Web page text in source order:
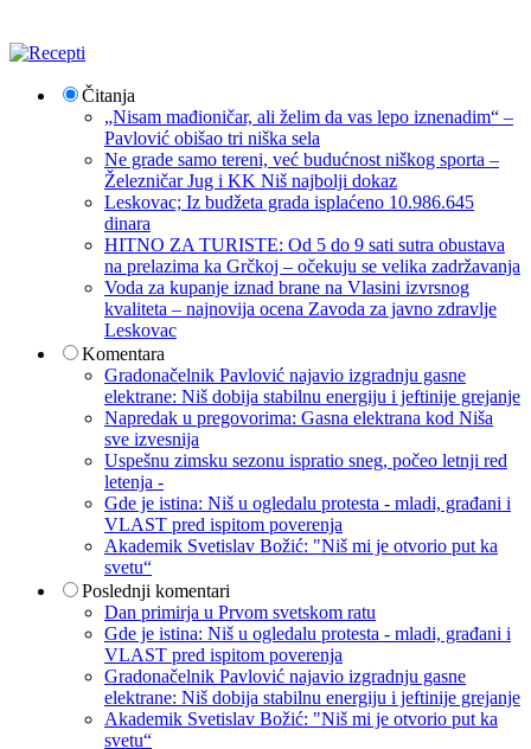
Čitanja
„Nisam mađioničar, ali želim da vas lepo iznenadim“ –
Pavlović obišao tri niška sela
Ne grade samo tereni, već budućnost niškog sporta –
Železničar Jug i KK Niš najbolji dokaz
Leskovac; Iz budžeta grada isplaćeno 10.986.645
dinara
HITNO ZA TURISTE: Od 5 do 9 sati sutra obustava
na prelazima ka Grčkoj – očekuju se velika zadržavanja
Voda za kupanje iznad brane na Vlasini izvrsnog
kvaliteta – najnovija ocena Zavoda za javno zdravlje
Leskovac
Komentara
Gradonačelnik Pavlović najavio izgradnju gasne
elektrane: Niš dobija stabilnu energiju i jeftinije grejanje
Napredak u pregovorima: Gasna elektrana kod Niša
sve izvesnija
Uspešnu zimsku sezonu ispratio sneg, počeo letnji red
letenja -
Gde je istina: Niš u ogledalu protesta - mladi, građani i
VLAST pred ispitom poverenja
Akademik Svetislav Božić: "Niš mi je otvorio put ka
svetu“
Poslednji komentari
Dan primirja u Prvom svetskom ratu
Gde je istina: Niš u ogledalu protesta - mladi, građani i
VLAST pred ispitom poverenja
Gradonačelnik Pavlović najavio izgradnju gasne
elektrane: Niš dobija stabilnu energiju i jeftinije grejanje
Akademik Svetislav Božić: "Niš mi je otvorio put ka
svetu“